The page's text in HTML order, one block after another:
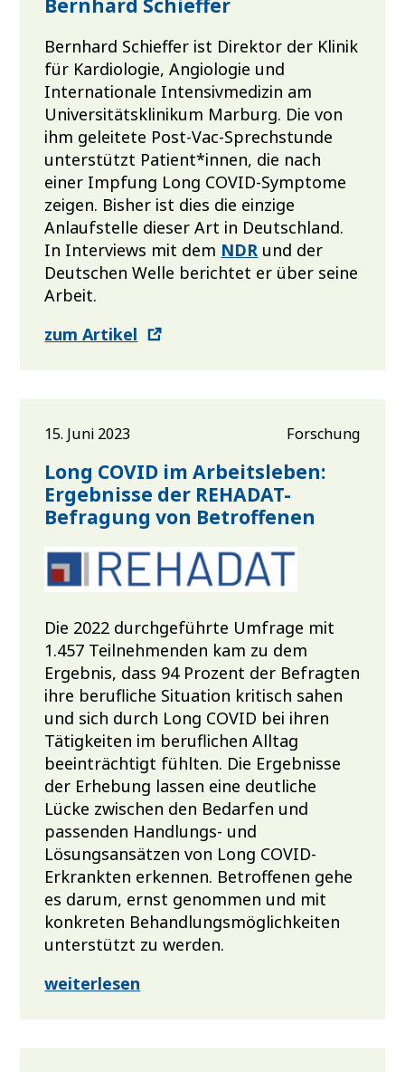
Bernhard Schieffer ist Direktor der Klinik
für Kardiologie, Angiologie und
Internationale Intensivmedizin am
Universitätsklinikum Marburg. Die von
ihm geleitete Post-Vac-Sprechstunde
unterstützt Patient*innen, die nach
einer Impfung Long COVID-Symptome
zeigen. Bisher ist dies die einzige
Anlaufstelle dieser Art in Deutschland.
In Interviews mit dem NDR und der
Deutschen Welle berichtet er über seine
Arbeit.
zum Artikel
15. Juni 2023 Forschung
Long COVID im Arbeitsleben:
Ergebnisse der REHADAT-
Befragung von Betroffenen
Die 2022 durchgeführte Umfrage mit
1.457 Teilnehmenden kam zu dem
Ergebnis, dass 94 Prozent der Befragten
ihre berufliche Situation kritisch sahen
und sich durch Long COVID bei ihren
Tätigkeiten im beruflichen Alltag
beeinträchtigt fühlten. Die Ergebnisse
der Erhebung lassen eine deutliche
Lücke zwischen den Bedarfen und
passenden Handlungs- und
Lösungsansätzen von Long COVID-
Erkrankten erkennen. Betroffenen gehe
es darum, ernst genommen und mit
konkreten Behandlungsmöglichkeiten
unterstützt zu werden.
weiterlesen